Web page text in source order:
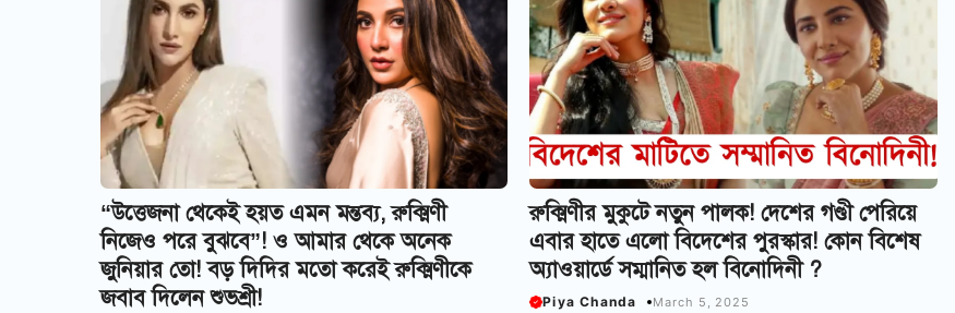
“উত্তেজনা থেকেই হয়ত এমন মন্তব্য, রুক্মিণী
নিজেও পরে বুঝবে”! ও আমার থেকে অনেক
জুনিয়ার তো! বড় দিদির মতো করেই রুক্মিণীকে
জবাব দিলেন শুভশ্রী!
রুক্মিণীর মুকুটে নতুন পালক! দেশের গণ্ডী পেরিয়ে
এবার হাতে এলো বিদেশের পুরস্কার! কোন বিশেষ
অ্যাওয়ার্ডে সম্মানিত হল বিনোদিনী ?
Piya Chanda March 5, 2025